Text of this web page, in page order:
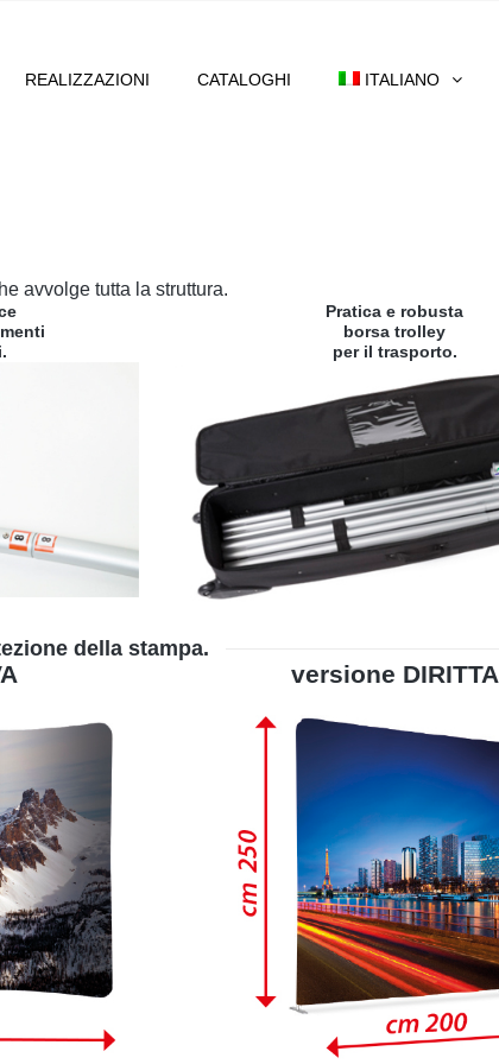
REALIZZAZIONI CATALOGHI ITALIANO
avvolge tutta la struttura.
Pratica e robusta
borsa trolley
per il trasporto.
della stampa.
versione DIRITTA